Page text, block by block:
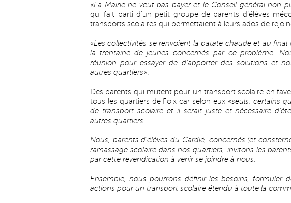
«La Mairie ne veut pas payer et le Conseil général non
qui fait parti d’un petit groupe de parents d’élèves
transports scolaires qui permettaient à leurs ados de
«Les collectivités se renvoient la patate chaude et au
la trentaine de jeunes concernés par ce problème.
réunion pour essayer de d’apporter des solutions et
autres quartiers».
Des parents qui militent pour un transport scolaire en
tous les quartiers de Foix car selon eux «seuls, certains
de transport scolaire et il serait juste et nécessaire
autres quartiers.
Nous, parents d’élèves du Cardié, concernés (et
ramassage scolaire dans nos quartiers, invitons les
par cette revendication à venir se joindre à nous.
Ensemble, nous pourrons définir les besoins, formuler
actions pour un transport scolaire étendu à toute la